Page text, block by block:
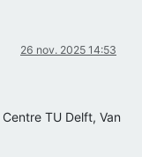
26 nov. 2025 14:53
TU Delft, Van